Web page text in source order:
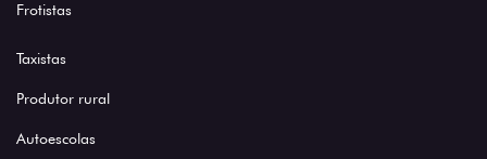
Frotistas
Taxistas
Produtor rural
Autoescolas